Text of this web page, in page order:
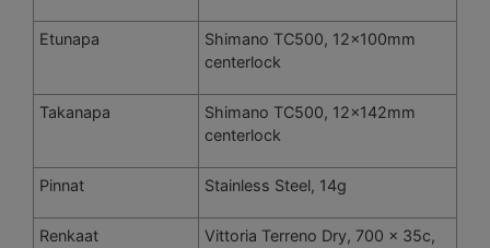
Etunapa
Shimano TC500, 12x100mm
centerlock
Takanapa
Shimano TC500, 12x142mm
centerlock
Pinnat Stainless Steel, 14g
Renkaat
Vittoria Terreno Dry, 700 x 35c,